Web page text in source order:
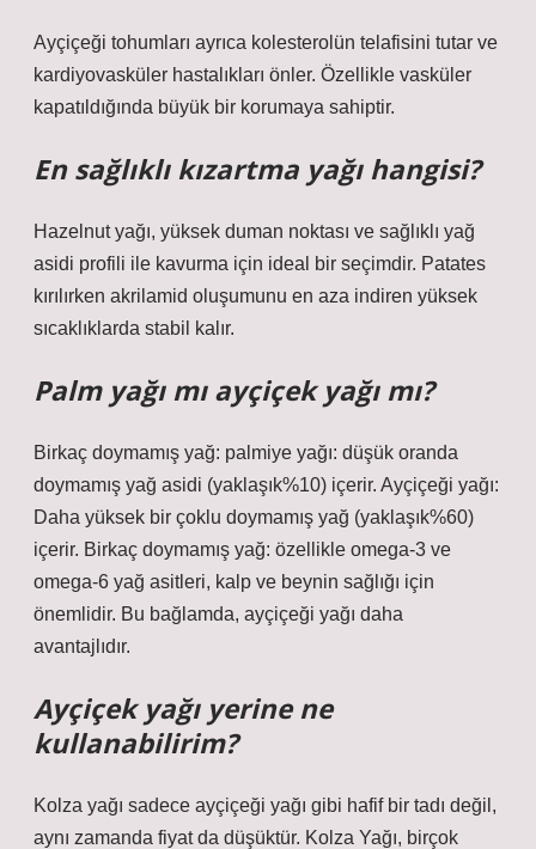
Ayçiçeği tohumları ayrıca kolesterolün telafisini tutar ve
kardiyovasküler hastalıkları önler. Özellikle vasküler
kapatıldığında büyük bir korumaya sahiptir.
En sağlıklı kızartma yağı hangisi?
Hazelnut yağı, yüksek duman noktası ve sağlıklı yağ
asidi profili ile kavurma için ideal bir seçimdir. Patates
kırılırken akrilamid oluşumunu en aza indiren yüksek
sıcaklıklarda stabil kalır.
Palm yağı mı ayçiçek yağı mı?
Birkaç doymamış yağ: palmiye yağı: düşük oranda
doymamış yağ asidi (yaklaşık%10) içerir. Ayçiçeği yağı:
Daha yüksek bir çoklu doymamış yağ (yaklaşık%60)
içerir. Birkaç doymamış yağ: özellikle omega-3 ve
omega-6 yağ asitleri, kalp ve beynin sağlığı için
önemlidir. Bu bağlamda, ayçiçeği yağı daha
avantajlıdır.
Ayçiçek yağı yerine ne
kullanabilirim?
Kolza yağı sadece ayçiçeği yağı gibi hafif bir tadı değil,
aynı zamanda fiyat da düşüktür. Kolza Yağı, birçok